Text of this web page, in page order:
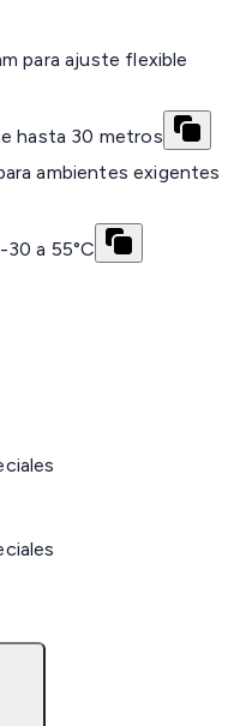
para ajuste flexible
hasta 30 metros
ambientes exigentes
a 55°C